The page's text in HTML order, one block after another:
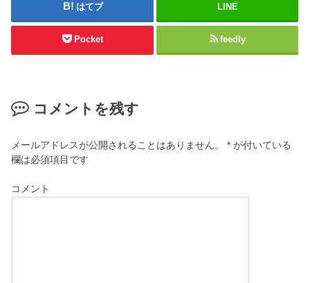
はてブ LINE
Pocket feedly
コメントを残す
メールアドレスが公開されることはありません。 * が付いている
欄は必須項目です
コメント